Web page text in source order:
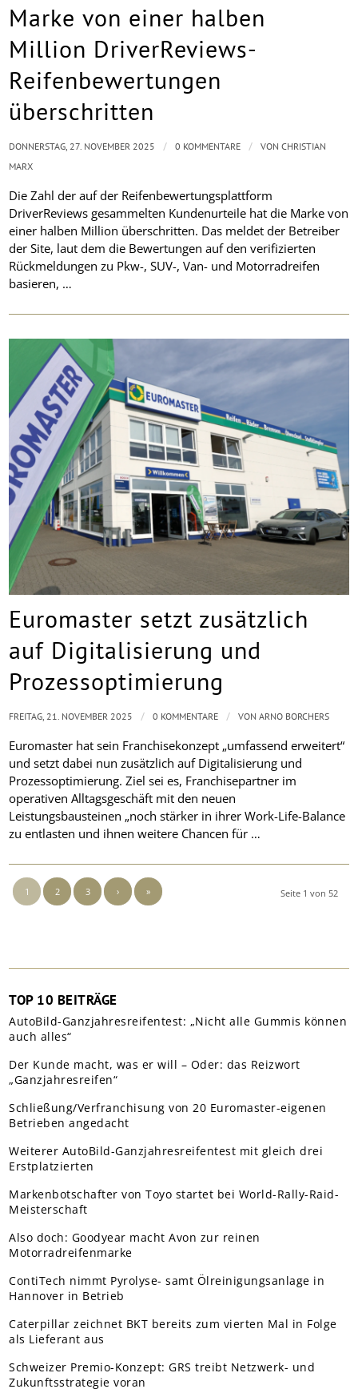
Marke von einer halben
Million DriverReviews-
Reifenbewertungen
überschritten
Die Zahl der auf der Reifenbewertungsplattform
DriverReviews gesammelten Kundenurteile hat die Marke von
einer halben Million überschritten. Das meldet der Betreiber
der Site, laut dem die Bewertungen auf den verifizierten
Rückmeldungen zu Pkw-, SUV-, Van- und Motorradreifen
basieren, …
DONNERSTAG, 27. NOVEMBER 2025 / 0 KOMMENTARE / VONCHRISTIAN
MARX
Euromaster setzt zusätzlich
auf Digitalisierung und
Prozessoptimierung
Euromaster hat sein Franchisekonzept „umfassend erweitert“
und setzt dabei nun zusätzlich auf Digitalisierung und
Prozessoptimierung. Ziel sei es, Franchisepartner im
operativen Alltagsgeschäft mit den neuen
Leistungsbausteinen „noch stärker in ihrer Work-Life-Balance
zu entlasten und ihnen weitere Chancen für …
FREITAG, 21. NOVEMBER 2025 / 0 KOMMENTARE / VONARNO BORCHERS
Seite 1 von 52
1 2 3 › »
TOP 10 BEITRÄGE
AutoBild-Ganzjahresreifentest: „Nicht alle Gummis können
auch alles“
Der Kunde macht, was er will – Oder: das Reizwort
„Ganzjahresreifen“
Schließung/Verfranchisung von 20 Euromaster-eigenen
Betrieben angedacht
Weiterer AutoBild-Ganzjahresreifentest mit gleich drei
Erstplatzierten
Markenbotschafter von Toyo startet bei World-Rally-Raid-
Meisterschaft
Also doch: Goodyear macht Avon zur reinen
Motorradreifenmarke
ContiTech nimmt Pyrolyse- samt Ölreinigungsanlage in
Hannover in Betrieb
Caterpillar zeichnet BKT bereits zum vierten Mal in Folge
als Lieferant aus
Schweizer Premio-Konzept: GRS treibt Netzwerk- und
Zukunftsstrategie voran